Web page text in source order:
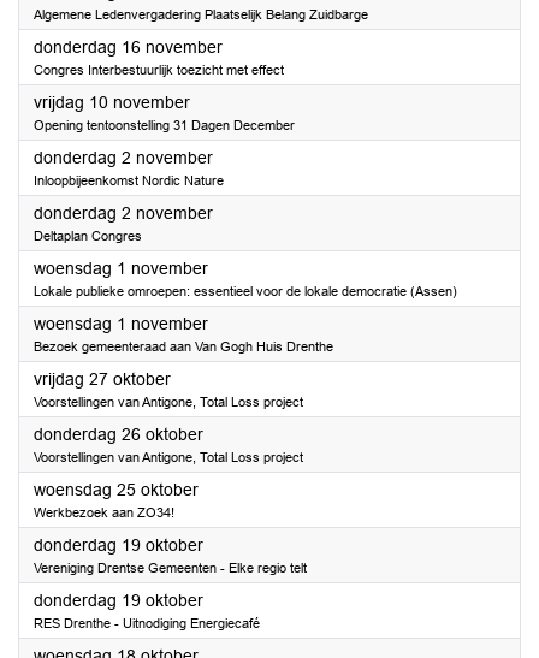
Algemene Ledenvergadering Plaatselijk Belang Zuidbarge
donderdag 16 november2023
Congres Interbestuurlijk toezicht met effect
vrijdag 10 november2023
Opening tentoonstelling 31 Dagen December
donderdag 2 november2023
Inloopbijeenkomst Nordic Nature
donderdag 2 november2023
Deltaplan Congres
woensdag 1 november2023
Lokale publieke omroepen: essentieel voor de lokale democratie (Assen)
woensdag 1 november2023
Bezoek gemeenteraad aan Van Gogh Huis Drenthe
vrijdag 27 oktober2023
Voorstellingen van Antigone, Total Loss project
donderdag 26 oktober2023
Voorstellingen van Antigone, Total Loss project
woensdag 25 oktober2023
Werkbezoek aan ZO34!
donderdag 19 oktober2023
Vereniging Drentse Gemeenten - Elke regio telt
donderdag 19 oktober2023
RES Drenthe - Uitnodiging Energiecafé